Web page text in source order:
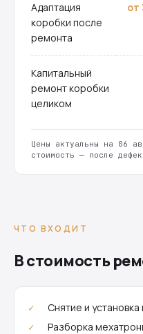
Адаптация
коробки после
ремонта
от
Капитальный
ремонт коробки
целиком
Цены актуальны на 06
стоимость — после
ЧТО ВХОДИТ
В стоимость
Снятие и
Разборка